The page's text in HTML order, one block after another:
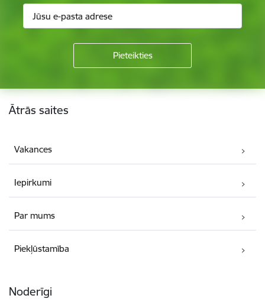
Kājene
Ātrās saites
Vakances
Iepirkumi
Par mums
Piekļūstamība
Noderīgi